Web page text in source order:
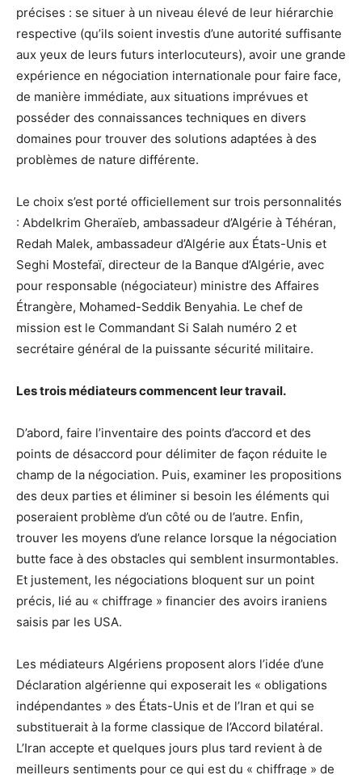
précises : se situer à un niveau élevé de leur hiérarchie
respective (qu’ils soient investis d’une autorité suffisante
aux yeux de leurs futurs interlocuteurs), avoir une grande
expérience en négociation internationale pour faire face,
de manière immédiate, aux situations imprévues et
posséder des connaissances techniques en divers
domaines pour trouver des solutions adaptées à des
problèmes de nature différente.
Le choix s’est porté officiellement sur trois personnalités
: Abdelkrim Gheraïeb, ambassadeur d’Algérie à Téhéran,
Redah Malek, ambassadeur d’Algérie aux États-Unis et
Seghi Mostefaï, directeur de la Banque d’Algérie, avec
pour responsable (négociateur) ministre des Affaires
Étrangère, Mohamed-Seddik Benyahia. Le chef de
mission est le Commandant Si Salah numéro 2 et
secrétaire général de la puissante sécurité militaire.
Les trois médiateurs commencent leur travail.
D’abord, faire l’inventaire des points d’accord et des
points de désaccord pour délimiter de façon réduite le
champ de la négociation. Puis, examiner les propositions
des deux parties et éliminer si besoin les éléments qui
poseraient problème d’un côté ou de l’autre. Enfin,
trouver les moyens d’une relance lorsque la négociation
butte face à des obstacles qui semblent insurmontables.
Et justement, les négociations bloquent sur un point
précis, lié au « chiffrage » financier des avoirs iraniens
saisis par les USA.
Les médiateurs Algériens proposent alors l’idée d’une
Déclaration algérienne qui exposerait les « obligations
indépendantes » des États-Unis et de l’Iran et qui se
substituerait à la forme classique de l’Accord bilatéral.
L’Iran accepte et quelques jours plus tard revient à de
meilleurs sentiments pour ce qui est du « chiffrage » de